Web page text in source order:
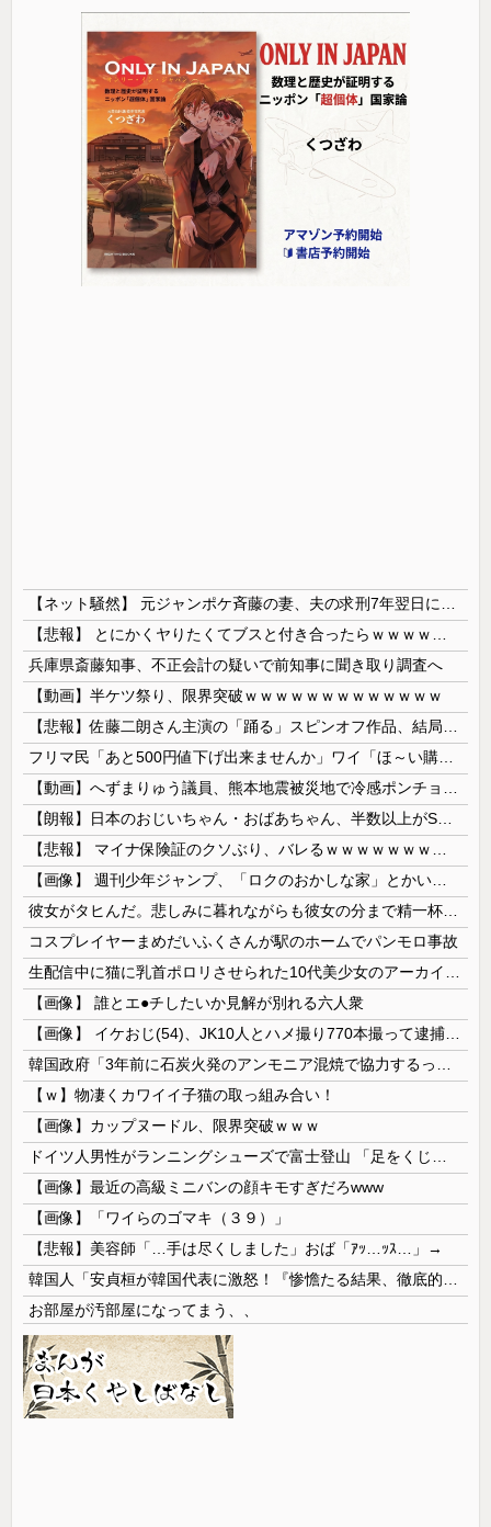
兵庫県斎藤知事、不正会計の疑いで前知事に聞き取り調査へ
【動画】半ケツ祭り、限界突破ｗｗｗｗｗｗｗｗｗｗｗｗｗ
コスプレイヤーまめだいふくさんが駅のホームでパンモロ事故
【画像】 誰とエ●チしたいか見解が別れる六人衆
【ｗ】物凄くカワイイ子猫の取っ組み合い！
【画像】カップヌードル、限界突破ｗｗｗ
【画像】最近の高級ミニバンの顔キモすぎだろwww
【画像】「ワイらのゴマキ（３９）」
【悲報】美容師「…手は尽くしました」おば「ｱｯ…ｯｽ…」→
お部屋が汚部屋になってまう、、